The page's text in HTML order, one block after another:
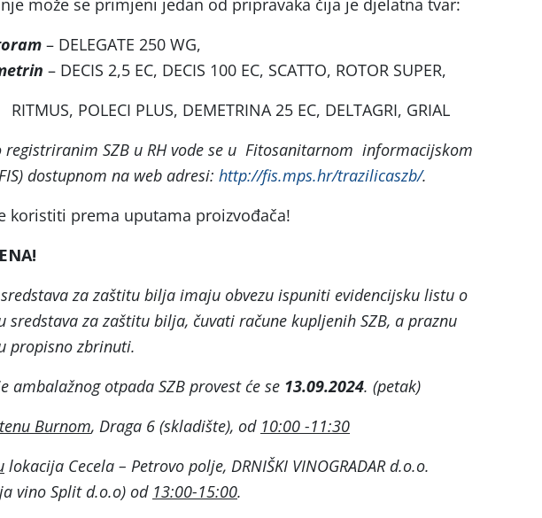
može se primjeni jedan od pripravaka čija je djelatna tvar:
– DELEGATE 250 WG,
– DECIS 2,5 EC, DECIS 100 EC, SCATTO, ROTOR SUPER,
RITMUS, POLECI PLUS, DEMETRINA 25 EC, DELTAGRI, GRIAL
registriranim SZB u RH vode se u Fitosanitarnom informacijskom
dostupnom na web adresi: http://fis.mps.hr/trazilicaszb/.
koristiti prema uputama proizvođača!
za zaštitu bilja imaju obvezu ispuniti evidencijsku listu o
sredstava za zaštitu bilja, čuvati račune kupljenih SZB, a praznu
propisno zbrinuti.
ambalažnog otpada SZB provest će se 13.09.2024. (petak)
Burnom, Draga 6 (skladište), od 10:00 -11:30
lokacija Cecela – Petrovo polje, DRNIŠKI VINOGRADAR d.o.o.
vino Split d.o.o) od 13:00-15:00.